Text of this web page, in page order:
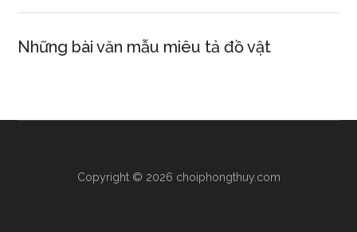
Những bài văn mẫu miêu tả đồ vật
Copyright © 2026 choiphongthuy.com